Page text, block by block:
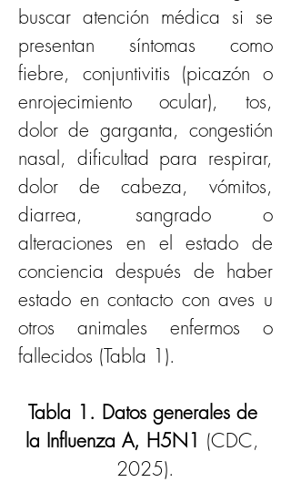
buscar atención médica si se
presentan síntomas como
fiebre, conjuntivitis (picazón o
enrojecimiento ocular), tos,
dolor de garganta, congestión
nasal, dificultad para respirar,
dolor de cabeza, vómitos,
diarrea, sangrado o
alteraciones en el estado de
conciencia después de haber
estado en contacto con aves u
otros animales enfermos o
fallecidos (Tabla 1).
Tabla 1. Datos generales de
la Influenza A, H5N1 (CDC,
2025).